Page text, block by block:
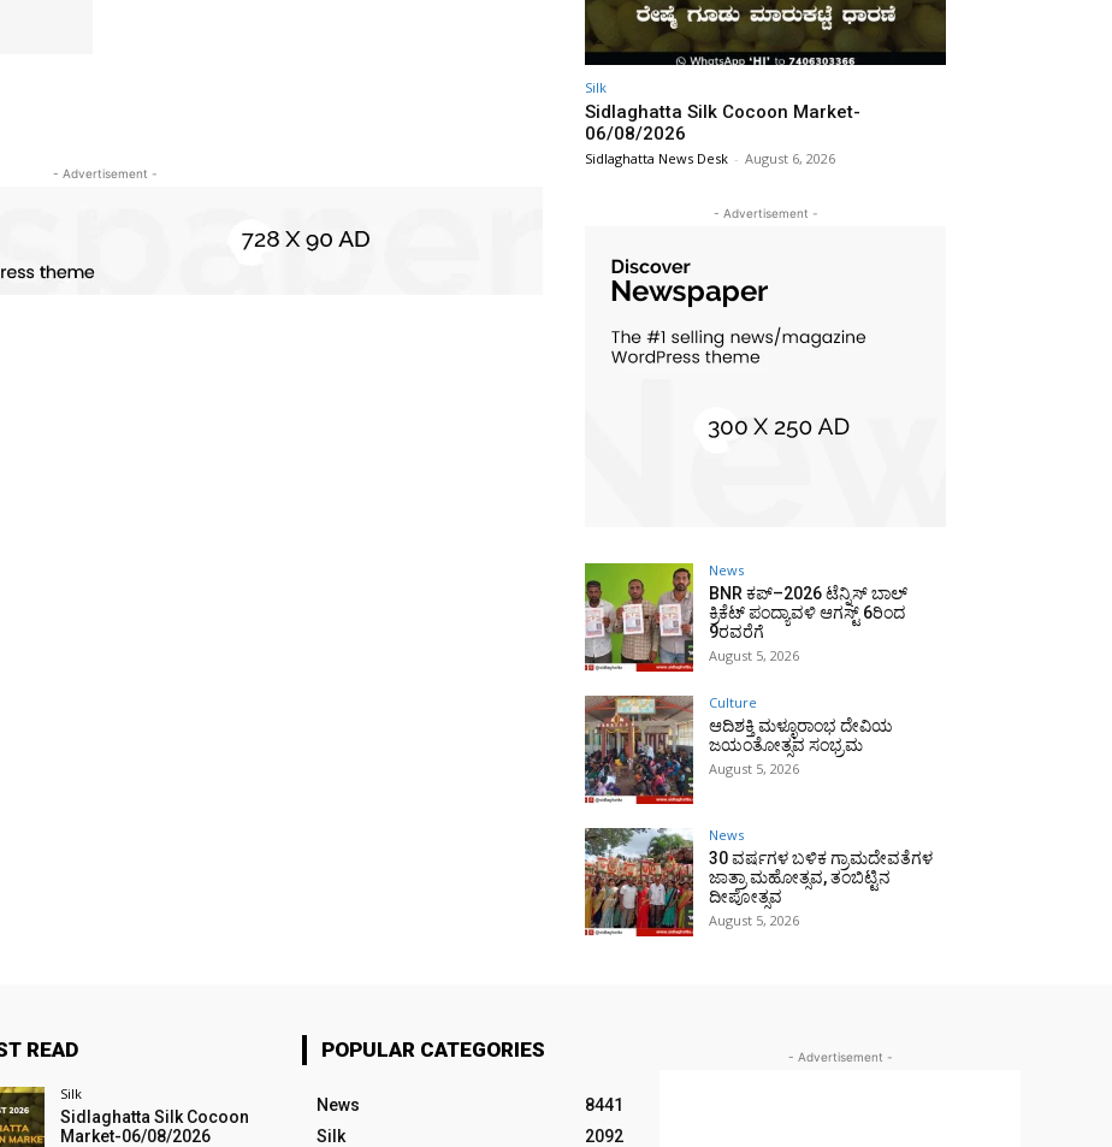
- Advertisement -
Silk
Sidlaghatta Silk Cocoon Market-
06/08/2026
Sidlaghatta News Desk - August 6, 2026
- Advertisement -
News
BNR ಕಪ್–2026 ಟೆನ್ನಿಸ್ ಬಾಲ್
ಕ್ರಿಕೆಟ್ ಪಂದ್ಯಾವಳಿ ಆಗಸ್ಟ್ 6ರಿಂದ
9ರವರೆಗೆ
August 5, 2026
Culture
ಆದಿಶಕ್ತಿ ಮಳ್ಳೂರಾಂಭ ದೇವಿಯ
ಜಯಂತೋತ್ಸವ ಸಂಭ್ರಮ
August 5, 2026
News
30 ವರ್ಷಗಳ ಬಳಿಕ ಗ್ರಾಮದೇವತೆಗಳ
ಜಾತ್ರಾ ಮಹೋತ್ಸವ, ತಂಬಿಟ್ಟಿನ
ದೀಪೋತ್ಸವ
August 5, 2026
READ
Silk
Sidlaghatta Silk Cocoon
Market-06/08/2026
POPULAR CATEGORIES
News
8441
Silk
2092
- Advertisement -